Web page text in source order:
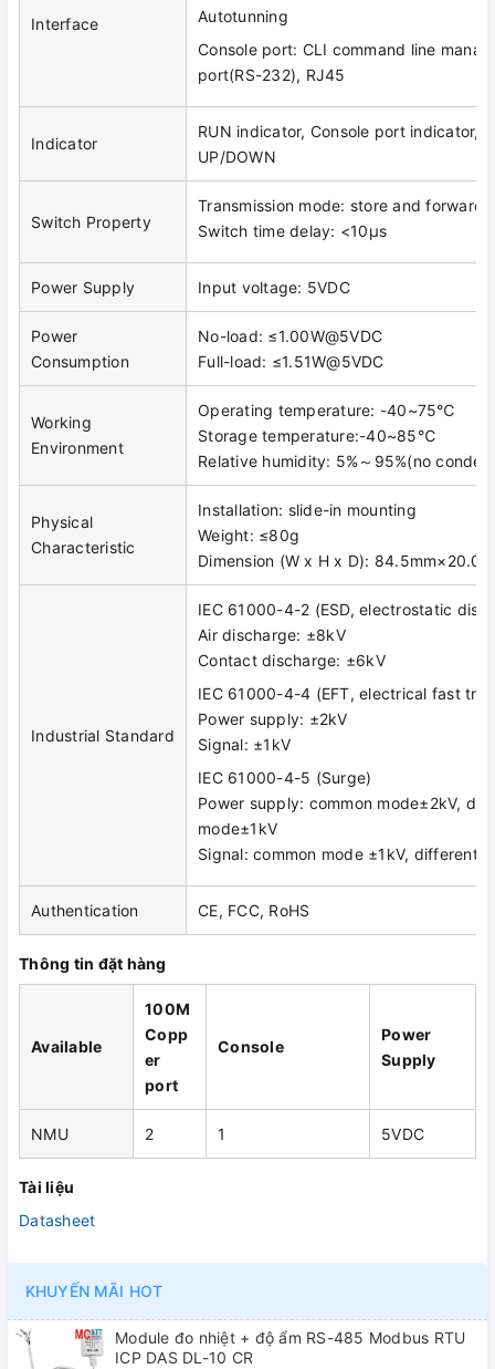
Interface
Autotunning
Console port: CLI command line
port(RS-232), RJ45
Indicator
RUN indicator, Console port indicator,
UP/DOWN
Switch Property
Transmission mode: store and forward
Switch time delay: <10μs
Power Supply Input voltage: 5VDC
Power
Consumption
No-load: ≤1.00W@5VDC
Full-load: ≤1.51W@5VDC
Working
Environment
Operating temperature: -40~75℃
Storage temperature:-40~85℃
Relative humidity: 5%～95%(no
Physical
Characteristic
Installation: slide-in mounting
Weight: ≤80g
Dimension (W x H x D):
Industrial Standard
IEC 61000-4-2 (ESD, electrostatic
Air discharge: ±8kV
Contact discharge: ±6kV
IEC 61000-4-4 (EFT, electrical fast
Power supply: ±2kV
Signal: ±1kV
IEC 61000-4-5 (Surge)
Power supply: common mode±2kV,
mode±1kV
Signal: common mode ±1kV,
Authentication CE, FCC, RoHS
Thông tin đặt hàng
Available
100M
Copp
er
port
Console
Power
Supply
NMU 2 1 5VDC
Tài liệu
Datasheet
KHUYẾN MÃI HOT
Module đo nhiệt + độ ẩm RS-485 Modbus RTU
ICP DAS DL-10 CR